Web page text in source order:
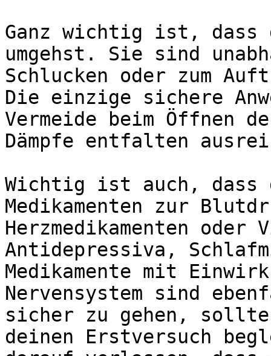
Ganz wichtig ist, dass
umgehst. Sie sind
Schlucken oder zum
Die einzige sichere
Vermeide beim Öffnen
Dämpfe entfalten
Wichtig ist auch, dass
Medikamenten zur
Herzmedikamenten oder
Antidepressiva,
Medikamente mit
Nervensystem sind
sicher zu gehen,
deinen Erstversuch